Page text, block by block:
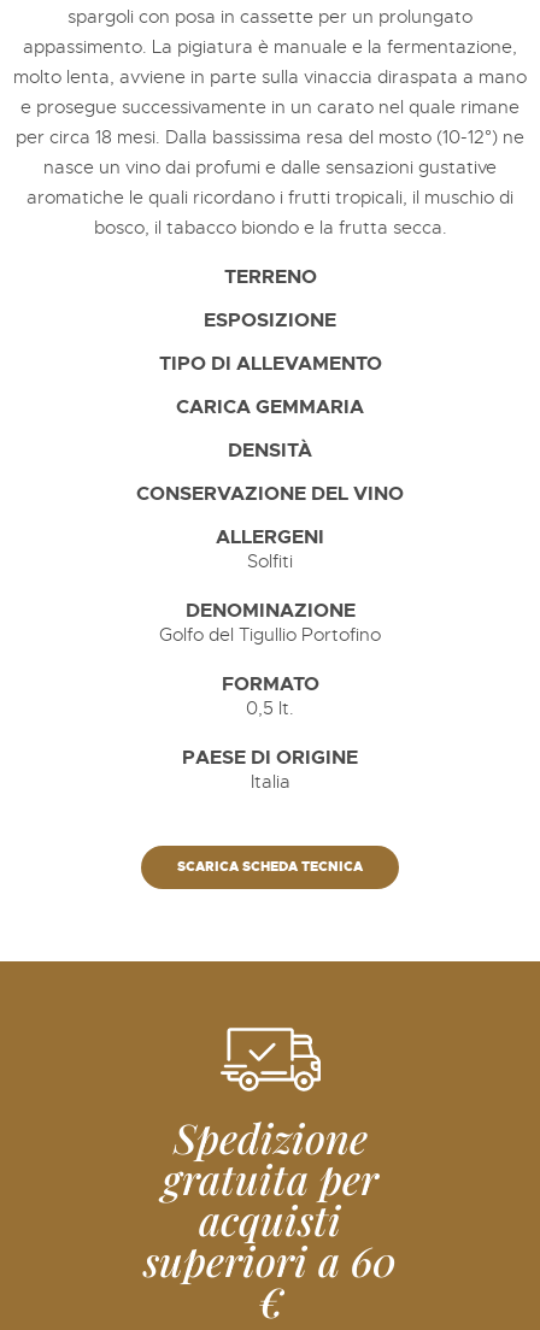
spargoli con posa in cassette per un prolungato
appassimento. La pigiatura è manuale e la fermentazione,
molto lenta, avviene in parte sulla vinaccia diraspata a mano
e prosegue successivamente in un carato nel quale rimane
per circa 18 mesi. Dalla bassissima resa del mosto (10-12°) ne
nasce un vino dai profumi e dalle sensazioni gustative
aromatiche le quali ricordano i frutti tropicali, il muschio di
bosco, il tabacco biondo e la frutta secca.
TERRENO
ESPOSIZIONE
TIPO DI ALLEVAMENTO
CARICA GEMMARIA
DENSITÀ
CONSERVAZIONE DEL VINO
ALLERGENI
Solfiti
DENOMINAZIONE
Golfo del Tigullio Portofino
FORMATO
0,5 lt.
PAESE DI ORIGINE
Italia
SCARICA SCHEDA TECNICA
Spedizione
gratuita per
acquisti
superiori a 60
€